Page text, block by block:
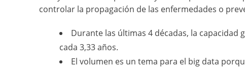
controlar la propagación de las enfermedades o
Durante las últimas 4 décadas, la
cada 3,33 años.
El volumen es un tema para el big data